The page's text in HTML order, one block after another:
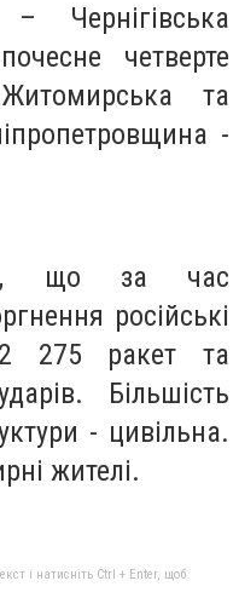
Чернігівська
четверте
та
-
що за час
російські
2 275 ракет та
Більшість
- цивільна.
жителі.
і натисніть Ctrl + Enter, щоб